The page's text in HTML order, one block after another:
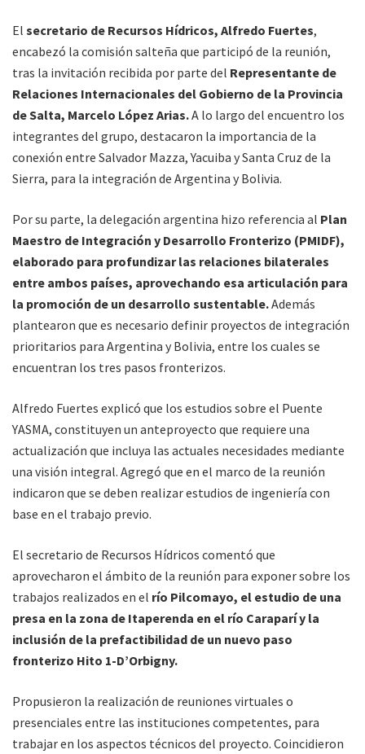
El secretario de Recursos Hídricos, Alfredo Fuertes,
encabezó la comisión salteña que participó de la reunión,
tras la invitación recibida por parte del Representante de
Relaciones Internacionales del Gobierno de la Provincia
de Salta, Marcelo López Arias.A lo largo del encuentro los
integrantes del grupo, destacaron la importancia de la
conexión entre Salvador Mazza, Yacuiba y Santa Cruz de la
Sierra, para la integración de Argentina y Bolivia.
Por su parte, la delegación argentina hizo referencia al Plan
Maestro de Integración y Desarrollo Fronterizo (PMIDF),
elaborado para profundizar las relaciones bilaterales
entre ambos países, aprovechando esa articulación para
la promoción de un desarrollo sustentable.Además
plantearon que es necesario definir proyectos de integración
prioritarios para Argentina y Bolivia, entre los cuales se
encuentran los tres pasos fronterizos.
Alfredo Fuertes explicó que los estudios sobre el Puente
YASMA, constituyen un anteproyecto que requiere una
actualización que incluya las actuales necesidades mediante
una visión integral. Agregó que en el marco de la reunión
indicaron que se deben realizar estudios de ingeniería con
base en el trabajo previo.
El secretario de Recursos Hídricos comentó que
aprovecharon el ámbito de la reunión para exponer sobre los
trabajos realizados en el río Pilcomayo, el estudio de una
presa en la zona de Itaperenda en el río Caraparí y la
inclusión de la prefactibilidad de un nuevo paso
fronterizo Hito 1-D’Orbigny.
Propusieron la realización de reuniones virtuales o
presenciales entre las instituciones competentes, para
trabajar en los aspectos técnicos del proyecto. Coincidieron